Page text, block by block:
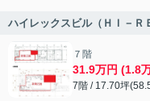
ハイレックスビル（ＨＩ－Ｒ
７階
31.9万円 (1.8
7階 / 17.70坪